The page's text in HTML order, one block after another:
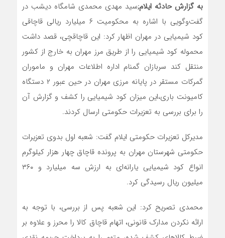
به گزارش حادثه ایلام;سید مهدی محمدی شامگاه دیشب در
گفت‌وگویی با اشاره به محکومیت ۶ میلیارد ریالی قاچاقی
کود شیمیایی در مهران اظهار کرد: این قاچاقچی، قصد داشت
محموله کود شیمیایی را از طریق مرز مهران به خارج از کشور
منتقل کند سربازان گمنام اداره اطلاعات مهران و ماموران
گمرکات مستقر در پایانه مرزی مهران در حین عبور ۲ دستگاه
کامیونت باری،این میزان کود شیمیایی را کشف و گزارش آن
را برای بررسی به تعزیرات حکومتی ارسال کردند.
مدیرکل تعزیرات حکومتی ایلام گفت: شعبه اول بدوی تعزیرات
حکومتی شهرستان مهران به پرونده قاچاق چهار هزار کیلوگرم
انواع کود شیمیایی یارانه‌ای به ارزش سه میلیارد و ۳۶۰
میلیون ریال رسیدگی کرد.
محمدی تصریح کرد: این شعبه پس از بررسی، با توجه به
ارائه نکردن مدارک قانونی، اتهام قاچاق کالا را محرز و علاوه بر